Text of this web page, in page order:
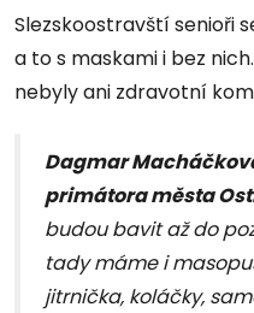
Slezskoostravští senioři
a to s maskami i bez
nebyly ani zdravotní
Dagmar
primátora města
budou bavit až do
tady máme i
jitrnička, koláčky,